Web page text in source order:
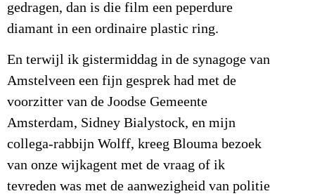
gedragen, dan is die film een peperdure
diamant in een ordinaire plastic ring.
En terwijl ik gistermiddag in de synagoge van
Amstelveen een fijn gesprek had met de
voorzitter van de Joodse Gemeente
Amsterdam, Sidney Bialystock, en mijn
collega-rabbijn Wolff, kreeg Blouma bezoek
van onze wijkagent met de vraag of ik
tevreden was met de aanwezigheid van politie